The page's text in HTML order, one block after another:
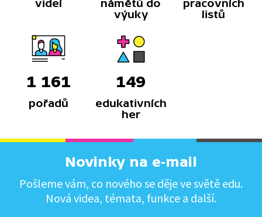
videí
námětů do
výuky
pracovních
listů
1 161
pořadů
149
edukativních
her
Novinky na e-mail
Pošleme vám, co nového se děje ve světě edu.
Nová videa, témata, funkce a další.